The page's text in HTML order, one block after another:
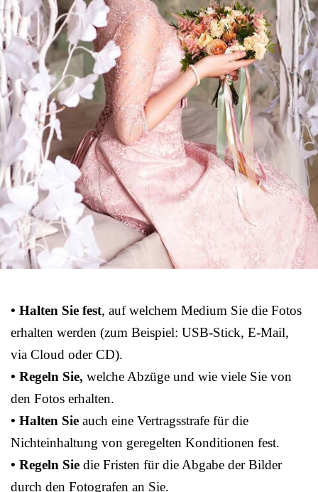
• Halten Sie fest, auf welchem Medium Sie die Fotos
erhalten werden (zum Beispiel: USB-Stick, E-Mail,
via Cloud oder CD).
• Regeln Sie, welche Abzüge und wie viele Sie von
den Fotos erhalten.
• Halten Sie auch eine Vertragsstrafe für die
Nichteinhaltung von geregelten Konditionen fest.
• Regeln Sie die Fristen für die Abgabe der Bilder
durch den Fotografen an Sie.